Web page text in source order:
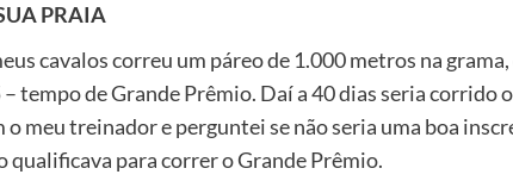
PRAIA
cavalos correu um páreo de 1.000 metros na
tempo de Grande Prêmio. Daí a 40 dias seria
o meu treinador e perguntei se não seria uma boa
qualificava para correr o Grande Prêmio.